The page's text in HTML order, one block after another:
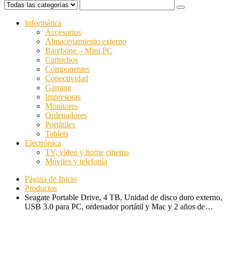
Informática
Accesorios
Almacenamiento externo
Barebone – Mini PC
Cartuchos
Componentes
Conectividad
Gaming
Impresoras
Monitores
Ordenadores
Portátiles
Tablets
Electrónica
TV, vídeo y home cinema
Móviles y telefonía
Página de Inicio
Productos
Seagate Portable Drive, 4 TB, Unidad de disco duro externo,
USB 3.0 para PC, ordenador portátil y Mac y 2 años de…